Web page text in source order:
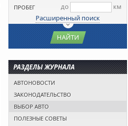
ПРОБЕГ до
км
Расширенный поиск
НАЙТИ
РАЗДЕЛЫ ЖУРНАЛА
АВТОНОВОСТИ
ЗАКОНОДАТЕЛЬСТВО
ВЫБОР АВТО
ПОЛЕЗНЫЕ СОВЕТЫ